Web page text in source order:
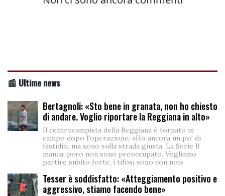
📰 Ultime news
Bertagnoli: «Sto bene in granata, non ho chiesto
di andare. Voglio riportare la Reggiana in alto»
Il centrocampista della Reggiana è tornato in
campo dopo l'operazione: «Ho ancora un po' di
fastidio, ma sono sulla strada giusta. La Serie B
manca, però non sono preoccupato. Vogliamo
partire subito forte, i tifosi sono con noi»
Tesser è soddisfatto: «Atteggiamento positivo e
aggressivo, stiamo facendo bene»